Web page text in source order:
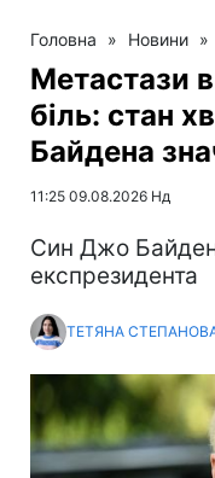
Головна » Новини »
Метастази в
біль: стан
Байдена
11:25 09.08.2026 Нд
Син Джо
експрезидента
ТЕТЯНА